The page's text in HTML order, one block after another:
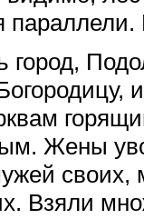
город,
Жены
Взяли